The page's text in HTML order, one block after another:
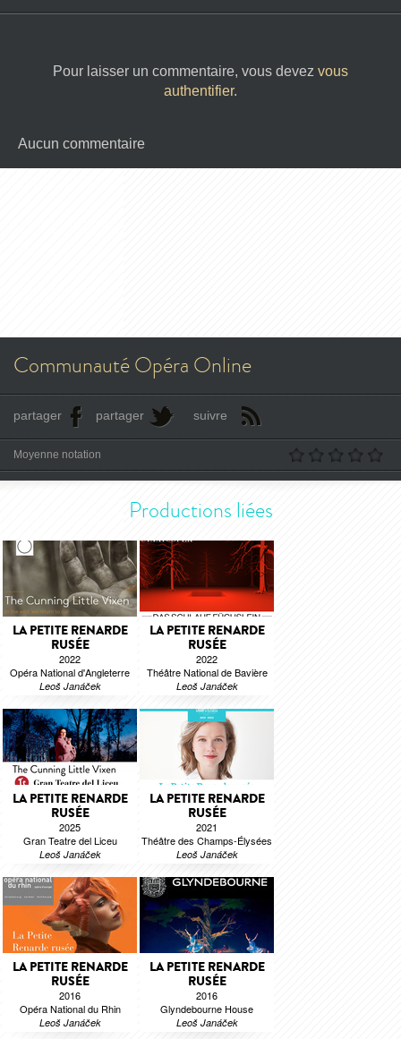
Pour laisser un commentaire, vous devez vous
authentifier.
Aucun commentaire
Communauté Opéra Online
partager partager suivre
Moyenne notation
Productions liées
LA PETITE RENARDE
RUSÉE
2022
Opéra National d'Angleterre
Leoš Janáček
LA PETITE RENARDE
RUSÉE
2022
Théâtre National de Bavière
Leoš Janáček
LA PETITE RENARDE
RUSÉE
2025
Gran Teatre del Liceu
Leoš Janáček
LA PETITE RENARDE
RUSÉE
2021
Théâtre des Champs-Élysées
Leoš Janáček
LA PETITE RENARDE
RUSÉE
2016
Opéra National du Rhin
Leoš Janáček
LA PETITE RENARDE
RUSÉE
2016
Glyndebourne House
Leoš Janáček